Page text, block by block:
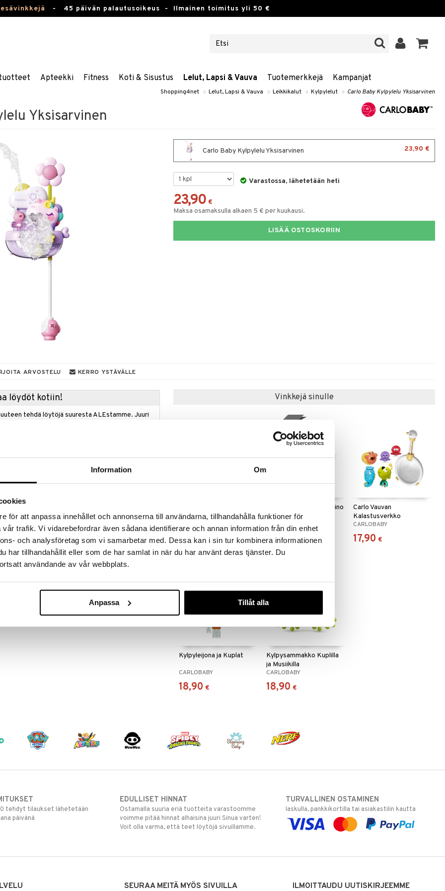
Information Om
för att anpassa innehållet och annonserna till användarna, tillhandahålla funktioner för
trafik. Vi vidarebefordrar även sådana identifierare och annan information från din enhet
och analysföretag som vi samarbetar med. Dessa kan i sin tur kombinera informationen
har tillhandahållit eller som de har samlat in när du har använt deras tjänster. Du
användande av vår webbplats.
Anpassa Tillåt alla
- 45 päivän palautusoikeus - Ilmainen toimitus yli 50 €
Apteekki Fitness Koti & Sisustus Lelut, Lapsi & Vauva Tuotemerkkejä Kampanjat
Shopping4net » Lelut, Lapsi & Vauva » Leikkikalut » Kylpylelut » Carlo Baby Kylpylelu Yksisarvinen
Yksisarvinen
Carlo Baby Kylpylelu Yksisarvinen 23,90 €
Varastossa, lähetetään heti
23,90 €
Maksa osamaksulla alkaen 5 € per kuukausi.
LISÄÄ OSTOSKORIIN
ARVOSTELU KERRO YSTÄVÄLLE
löydöt kotiin!
tehdä löytöjä suuresta ALEstamme. Juuri
ale-löydöt »
tällä kuplivalla vesilelulla! Yksisarvinen, kukkasuihku
ja ihania kuplia, jotka herättävät lapsesi
tai seinään mukana tulevilla
Vinkkejä sinulle
Kylpylelu
CARLOBABY
27,90 €
Carlo Baby Kylpylelu Dino
CARLOBABY
23,90 €
uutuus
Carlo Vauvan
Kalastusverkko
Leikkisetti
CARLOBABY
17,90 €
Kylpyleijona ja Kuplat
CARLOBABY
18,90 €
Kylpysammakko Kuplilla
ja Musiikilla
CARLOBABY
18,90 €
tehdyt tilaukset lähetetään
päivänä
EDULLISET HINNAT
Ostamalla suuria eriä tuotteita varastoomme
voimme pitää hinnat alhaisina juuri Sinua varten!
Voit olla varma, että teet löytöjä sivuillamme.
TURVALLINEN OSTAMINEN
laskulla, pankkikortilla tai asiakastilin kautta
SEURAA MEITÄ MYÖS SIVUILLA ILMOITTAUDU UUTISKIRJEEMME